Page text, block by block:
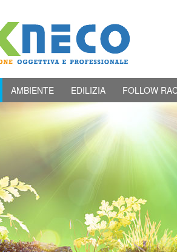
AMBIENTE EDILIZIA FOLLOW